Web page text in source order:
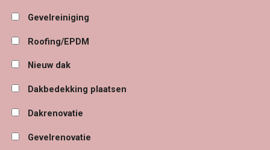
Gevelreiniging
Roofing/EPDM
Nieuw dak
Dakbedekking plaatsen
Dakrenovatie
Gevelrenovatie